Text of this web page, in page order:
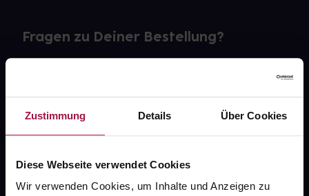
Zustimmung Details Über Cookies
Diese Webseite verwendet Cookies
Wir verwenden Cookies, um Inhalte und Anzeigen zu
Fragen zu Deiner Bestellung?